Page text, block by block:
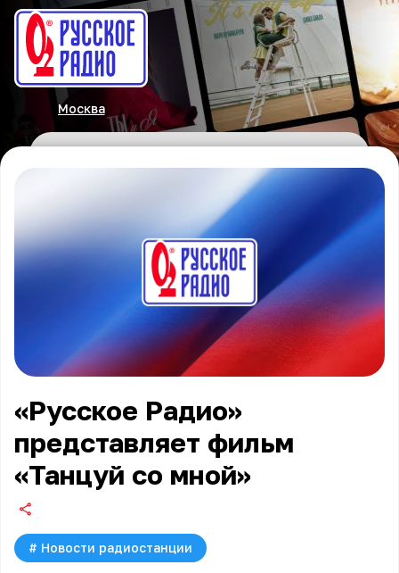
Москва
«Русское Радио»
представляет фильм
«Танцуй со мной»
# Новости радиостанции